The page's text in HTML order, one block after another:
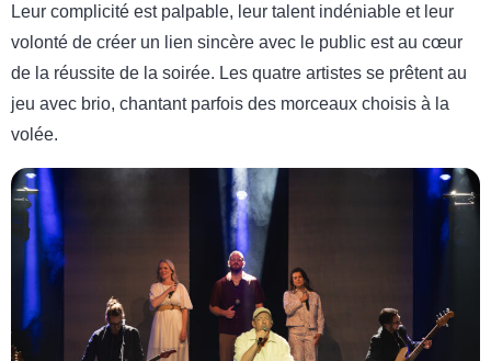
Leur complicité est palpable, leur talent indéniable et leur
volonté de créer un lien sincère avec le public est au cœur
de la réussite de la soirée. Les quatre artistes se prêtent au
jeu avec brio, chantant parfois des morceaux choisis à la
volée.